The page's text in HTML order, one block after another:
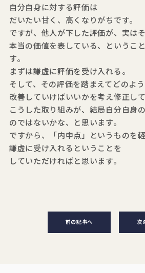
自分自身に対する評価は
だいたい甘く、高くなりがちです。
ですが、他人が下した評価が、実は
本当の価値を表している、というこ
す。
まずは謙虚に評価を受け入れる。
そして、その評価を踏まえてどのよ
改善していけばいいかを考え修正して
こうした取り組みが、結局自分自身
のではないかな、と思います。
ですから、「内申点」というものを軽
謙虚に受け入れるということを
していただければと思います。
前の記事へ 次